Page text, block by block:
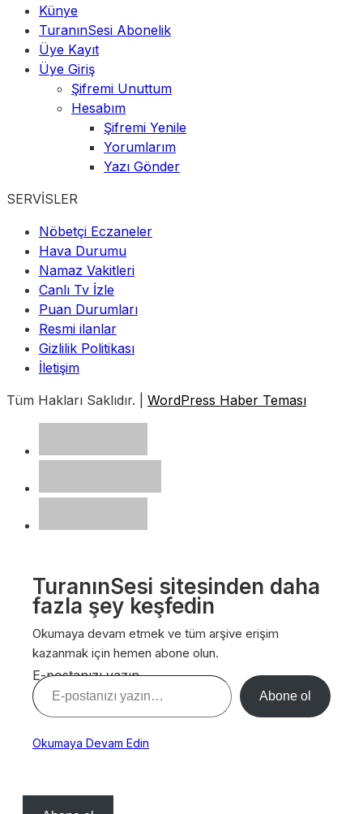
Künye
TuranınSesi Abonelik
Üye Kayıt
Üye Giriş
Şifremi Unuttum
Hesabım
Şifremi Yenile
Yorumlarım
Yazı Gönder
SERVİSLER
Nöbetçi Eczaneler
Hava Durumu
Namaz Vakitleri
Canlı Tv İzle
Puan Durumları
Resmi ilanlar
Gizlilik Politikası
İletişim
Tüm Hakları Saklıdır. | WordPress Haber Teması
TuranınSesi sitesinden daha
fazla şey keşfedin
Okumaya devam etmek ve tüm arşive erişim
kazanmak için hemen abone olun.
E-postanızı yazın…
Abone ol
Okumaya Devam Edin